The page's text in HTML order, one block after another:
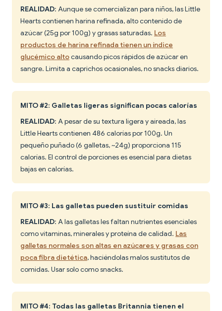
REALIDAD: Aunque se comercializan para niños, las Little
Hearts contienen harina refinada, alto contenido de
azúcar (25g por 100g) y grasas saturadas. Los
productos de harina refinada tienen un índice
glucémico altocausando picos rápidos de azúcar en
sangre. Limita a caprichos ocasionales, no snacks diarios.
MITO #2: Galletas ligeras significan pocas calorías
REALIDAD: A pesar de su textura ligera y aireada, las
Little Hearts contienen 486 calorías por 100g. Un
pequeño puñado (6 galletas, ~24g) proporciona 115
calorías. El control de porciones es esencial para dietas
bajas en calorías.
MITO #3: Las galletas pueden sustituir comidas
REALIDAD: A las galletas les faltan nutrientes esenciales
como vitaminas, minerales y proteína de calidad. Las
galletas normales son altas en azúcares y grasas con
poca fibra dietética, haciéndolas malos sustitutos de
comidas. Usar solo como snacks.
MITO #4: Todas las galletas Britannia tienen el